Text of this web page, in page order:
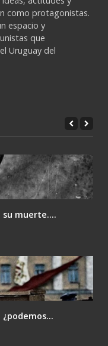
como protagonistas.
espacio y
que
Uruguay del
su muerte....